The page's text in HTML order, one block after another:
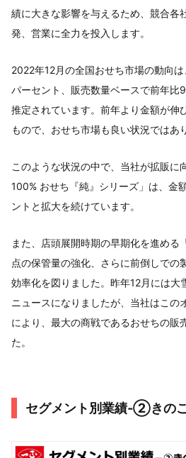
績に大きな影響を与えるため、競合各
発、営業に全力を投入します。
2022年12月の全国おせち市場の動向
パーセント、販売数量ベースで前年比
推定されています。前年より金額が伸
もので、おせち市場も良い状況ではあ
このような状況の中で、当社が拡販に
100% おせち『純』シリーズ」は、金
ントと拡大を続けています。
また、店頭展開時期の早期化を進める
点の保管量の強化、さらに前倒しでの
効率化を図りました。昨年12月には大
ニュースになりましたが、当社はこの
により、最大の商戦であるおせちの販
た。
セグメント別業績‐②きの